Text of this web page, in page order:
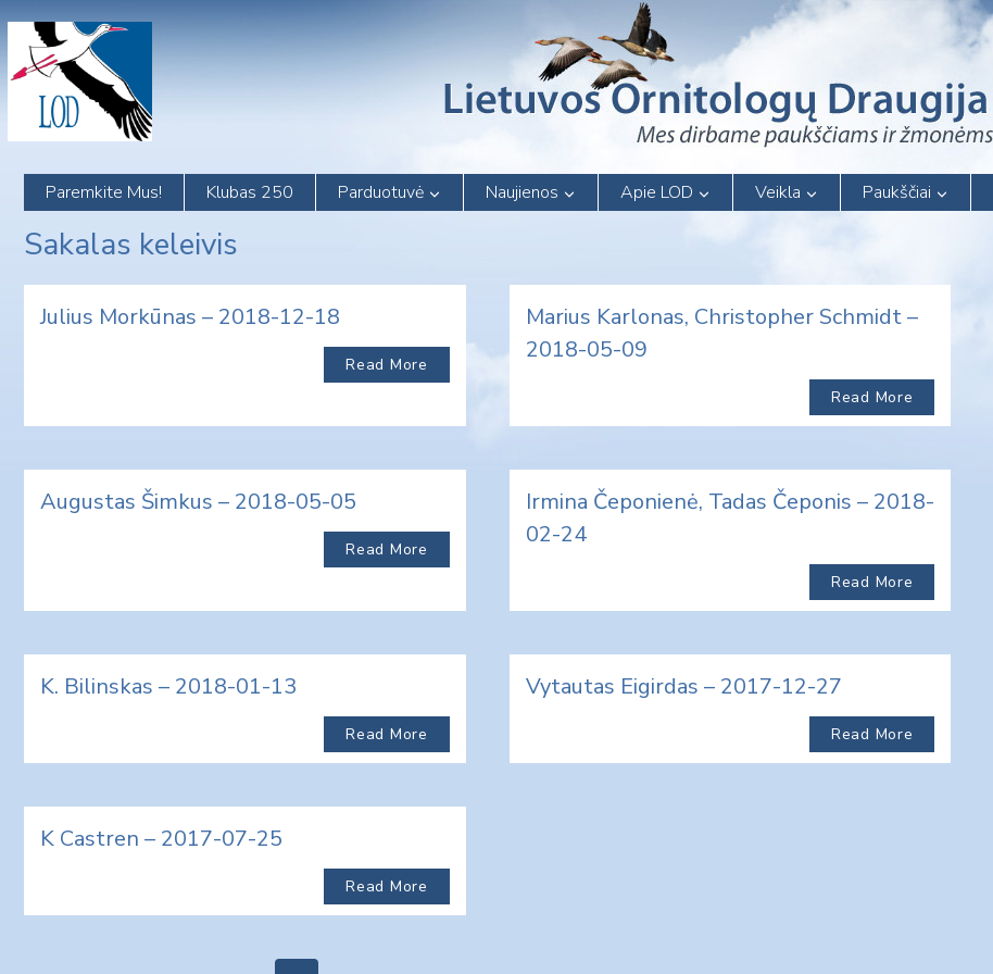
content
Paremkite Mus! Klubas 250 Parduotuvė Naujienos Apie LOD Veikla Paukščiai
Sakalas keleivis
Julius Morkūnas – 2018-12-18
Read More
Marius Karlonas, Christopher Schmidt –
2018-05-09
Read More
Augustas Šimkus – 2018-05-05
Read More
Irmina Čeponienė, Tadas Čeponis – 2018-
02-24
Read More
K. Bilinskas – 2018-01-13
Read More
Vytautas Eigirdas – 2017-12-27
Read More
K Castren – 2017-07-25
Read More